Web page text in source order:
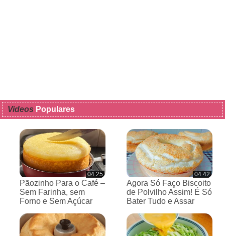
Videos Populares
04:25
Pãozinho Para o Café –
Sem Farinha, sem
Forno e Sem Açúcar
04:42
Agora Só Faço Biscoito
de Polvilho Assim! É Só
Bater Tudo e Assar